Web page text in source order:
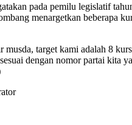
pada pemilu legislatif
menargetkan beberapa
musda, target kami adalah 8
dengan nomor partai kita